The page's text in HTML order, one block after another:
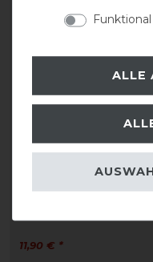
11,90 € *
Funktional
ALLE